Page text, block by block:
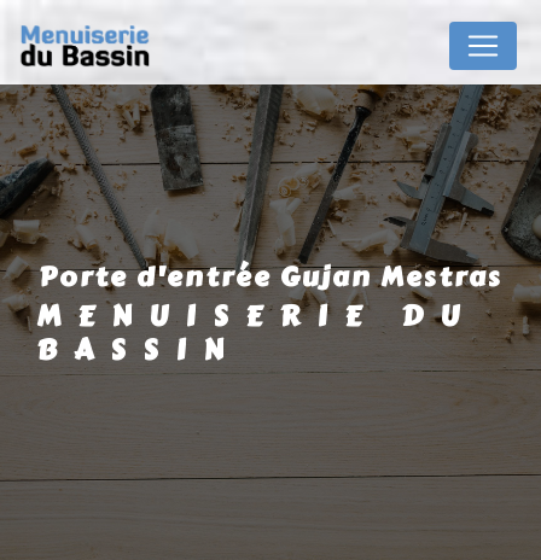
porte d'entrée Gujan Mestras
MENUISERIE DU
BASSIN